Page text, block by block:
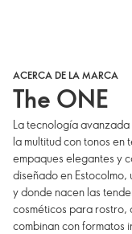
ACERCA DE LA MARCA
The ONE
La tecnología
la multitud con tonos
empaques elegantes y
diseñado en
y donde nacen las
cosméticos para rostro,
combinan con formatos